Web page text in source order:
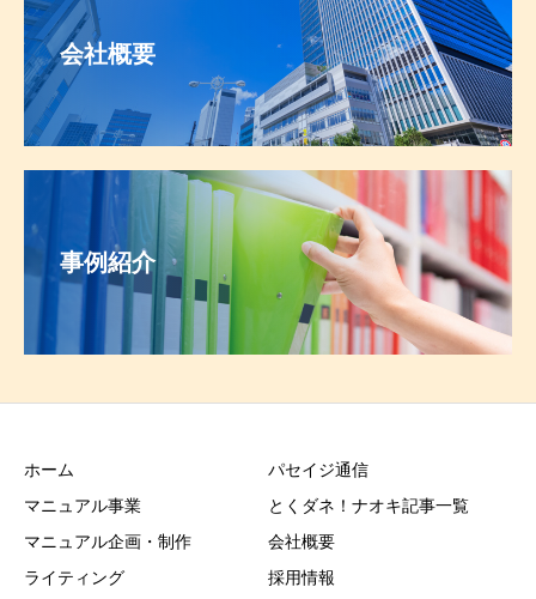
会社概要
事例紹介
ホーム
マニュアル事業
マニュアル企画・制作
ライティング
パセイジ通信
とくダネ！ナオキ記事一覧
会社概要
採用情報